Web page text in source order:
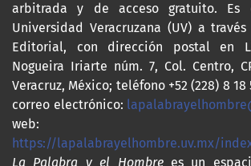
arbitrada y de acceso gratuito.
Universidad Veracruzana (UV) a
Editorial, con dirección postal en
Nogueira Iriarte núm. 7, Col. Centro,
Veracruz, México; teléfono +52 (228) 8 18
correo electrónico:
web:
https://lapalabrayelhombre.uv.mx/
La Palabra y el Hombre es un